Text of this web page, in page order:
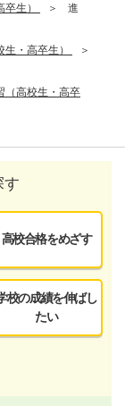
生）
進
・高卒生）
（高校生・高卒
す
高校合格をめざす
校の成績を伸ばし
たい